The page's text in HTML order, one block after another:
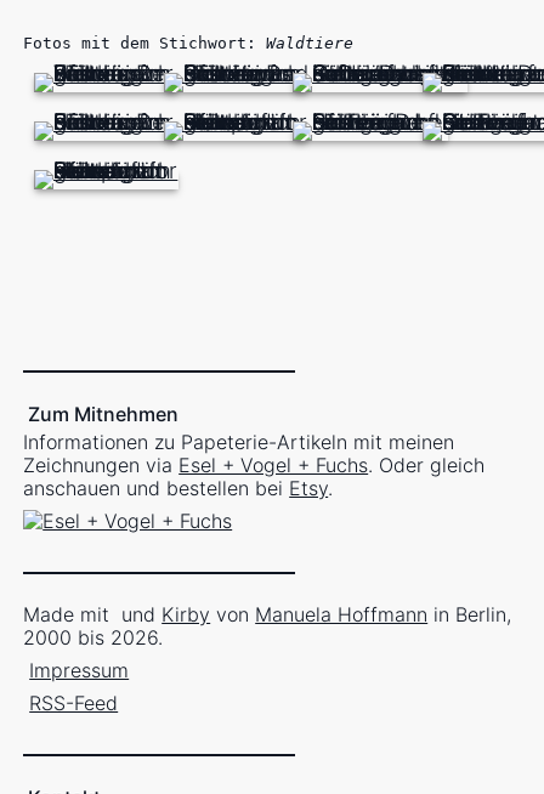
Fotos mit dem Stichwort:Waldtiere
Zum Mitnehmen
Informationen zu Papeterie-Artikeln mit meinen
Zeichnungen via Esel + Vogel + Fuchs. Oder gleich
anschauen und bestellen bei Etsy.
Made mit und Kirby von Manuela Hoffmann in Berlin,
2000 bis 2026.
Impressum
RSS-Feed